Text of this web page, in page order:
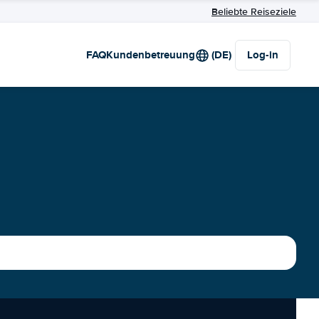
Beliebte Reiseziele
FAQKundenbetreuung (DE) Log-in